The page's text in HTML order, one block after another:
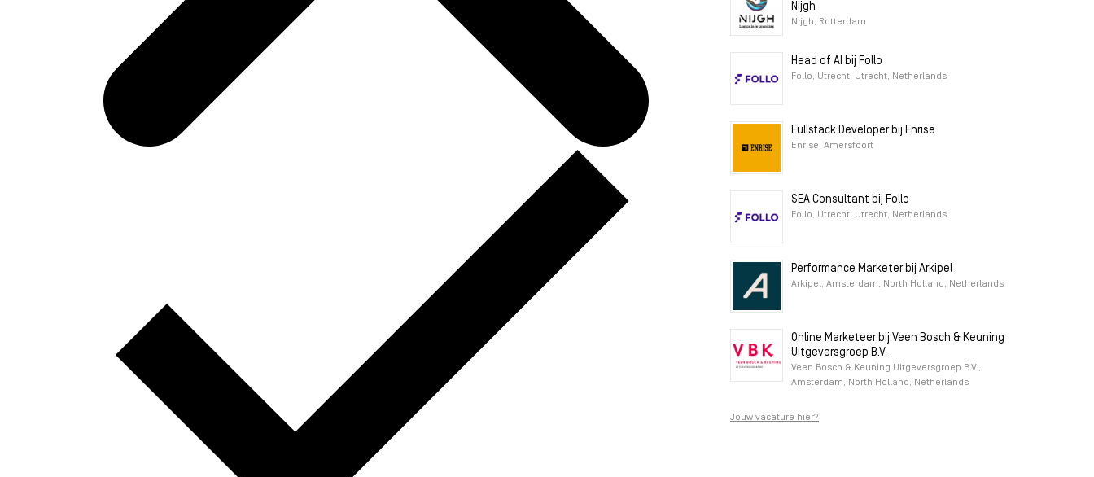
Nijgh
Nijgh, Rotterdam
Head of AI bij Follo
Follo, Utrecht, Utrecht, Netherlands
Fullstack Developer bij Enrise
Enrise, Amersfoort
SEA Consultant bij Follo
Follo, Utrecht, Utrecht, Netherlands
Performance Marketer bij Arkipel
Arkipel, Amsterdam, North Holland, Netherlands
Online Marketeer bij Veen Bosch & Keuning
Uitgeversgroep B.V.
Veen Bosch & Keuning Uitgeversgroep B.V.,
Amsterdam, North Holland, Netherlands
Jouw vacature hier?